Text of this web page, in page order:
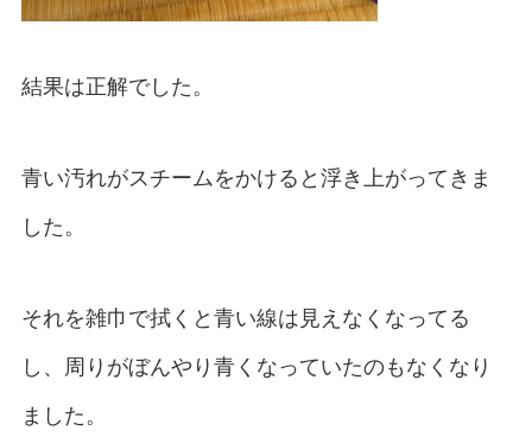
結果は正解でした。
青い汚れがスチームをかけると浮き上がってきま
した。
それを雑巾で拭くと青い線は見えなくなってる
し、周りがぼんやり青くなっていたのもなくなり
ました。